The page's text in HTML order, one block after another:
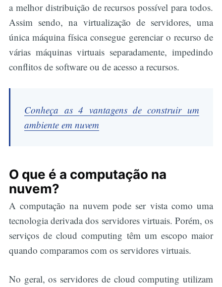
a melhor distribuição de recursos possível para todos.
Assim sendo, na virtualização de servidores, uma
única máquina física consegue gerenciar o recurso de
várias máquinas virtuais separadamente, impedindo
conflitos de software ou de acesso a recursos.
Conheça as 4 vantagens de construir um
ambiente em nuvem
O que é a computação na
nuvem?
A computação na nuvem pode ser vista como uma
tecnologia derivada dos servidores virtuais. Porém, os
serviços de cloud computing têm um escopo maior
quando comparamos com os servidores virtuais.
No geral, os servidores de cloud computing utilizam